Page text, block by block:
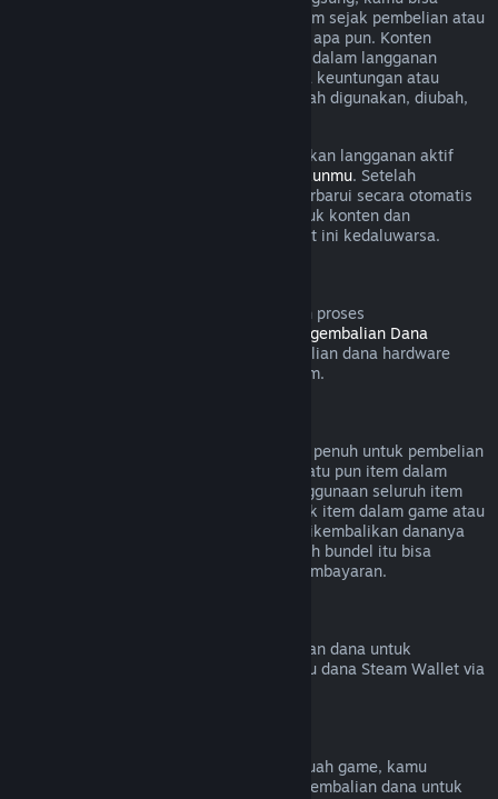
meminta pengembalian dana dalam 48 jam sejak pembelian atau
dalam 48 jam untuk pembaruan otomatis apa pun. Konten
dianggap digunakan jika game mana pun dalam langganan
dimainkan selama masa tagihan atau jika keuntungan atau
diskon digunakan dengan lanngganan telah digunakan, diubah,
Perlu diingat bahwa kamu bisa membatalkan langganan aktif
rincian akunmu. Setelah
dibatalkan, langgananmu tidak akan diperbarui secara otomatis
lagi, tapi kamu masih memiliki akses untuk konten dan
keuntungannya sampai masa tagihan saat ini kedaluwarsa.
Dalam jangka waktu yang ditetapkan dan proses
Kebijakan Pengembalian Dana
, kamu bisa meminta pengembalian dana hardware
Steam dan aksesoris yang dibeli via Steam.
Kamu bisa menerima pengembalian dana penuh untuk pembelian
bundel di Toko Steam selama tidak ada satu pun item dalam
bundel ditransfer dan jika kombinasi penggunaan seluruh item
kurang dari dua jam. Jika bundel termasuk item dalam game atau
DLC yang tidak memenuhi syarat untuk dikembalikan dananya
maka Steam akan memberitahumu apakah bundel itu bisa
dikembalikan dananya atau tidak saat pembayaran.
Valve tidak bisa memberikan pengembalian dana untuk
pembelian di luar Steam (cth. CD Key atau dana Steam Wallet via
Jika kamu pernah di-ban oleh VAC di sebuah game, kamu
kehilangan hak untuk mendapatkan pengembalian dana untuk